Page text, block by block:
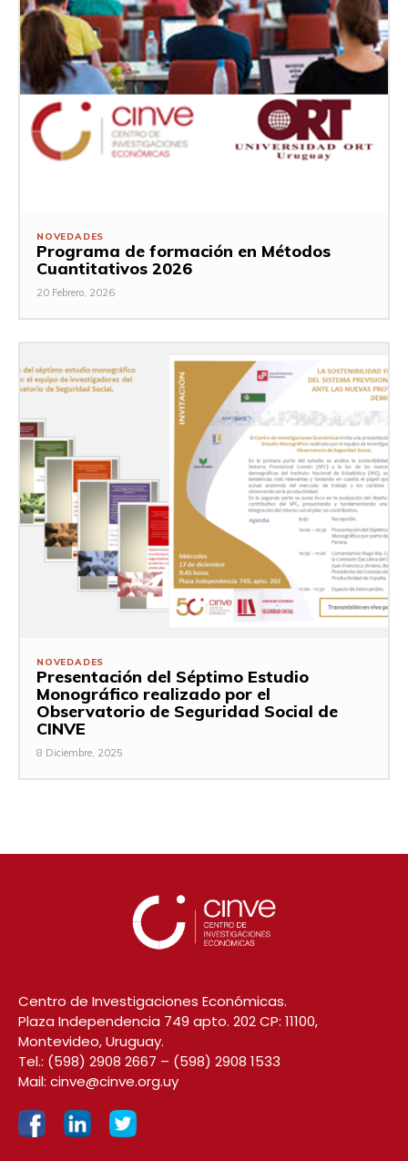
NOVEDADES
Programa de formación en Métodos
Cuantitativos 2026
20 Febrero, 2026
NOVEDADES
Presentación del Séptimo Estudio
Monográfico realizado por el
Observatorio de Seguridad Social de
CINVE
8 Diciembre, 2025
Centro de Investigaciones Económicas.
Plaza Independencia 749 apto. 202 CP: 11100,
Montevideo, Uruguay.
Tel.: (598) 2908 2667 – (598) 2908 1533
Mail: cinve@cinve.org.uy